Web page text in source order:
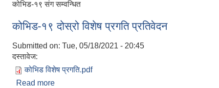
कोभिड-१९ संग सम्वन्धित
कोभिड-१९ दोस्रो विशेष प्रगति प्रतिवेदन
Submitted on: Tue, 05/18/2021 - 20:45
दस्तावेज:
कोभिड विशेष प्रगति.pdf
Read more